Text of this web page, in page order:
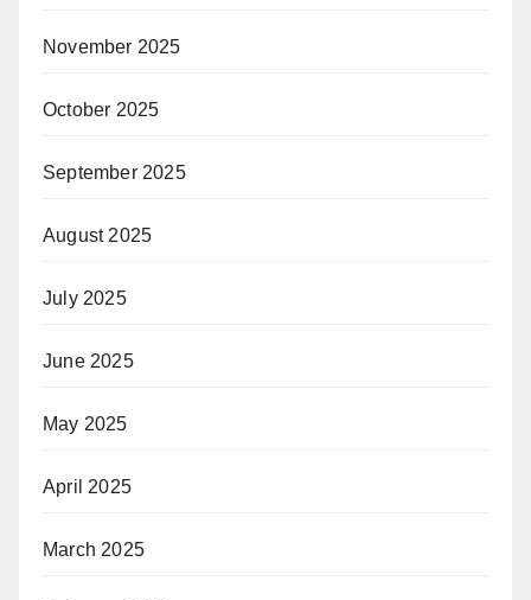
November 2025
October 2025
September 2025
August 2025
July 2025
June 2025
May 2025
April 2025
March 2025